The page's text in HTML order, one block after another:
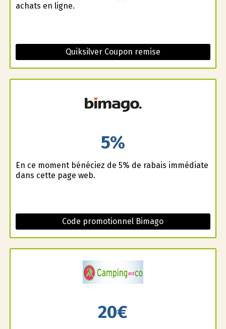
achats en ligne.
Quiksilver Coupon remise
5%
En ce moment bénéficiez de 5% de rabais immédiate
dans cette page web.
Code promotionnel Bimago
20€